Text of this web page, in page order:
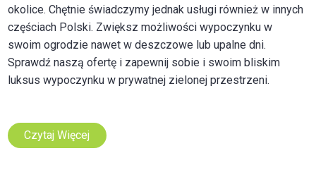
okolice. Chętnie świadczymy jednak usługi również w innych
częściach Polski. Zwiększ możliwości wypoczynku w
swoim ogrodzie nawet w deszczowe lub upalne dni.
Sprawdź naszą ofertę i zapewnij sobie i swoim bliskim
luksus wypoczynku w prywatnej zielonej przestrzeni.
Czytaj Więcej